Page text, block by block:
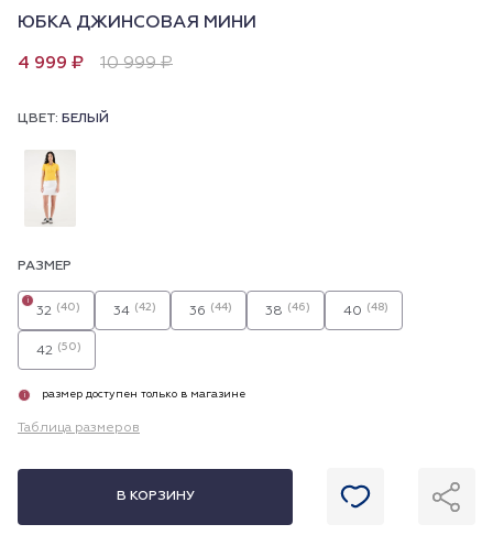
ЮБКА ДЖИНСОВАЯ МИНИ
4 999 ₽ 10 999 ₽
ЦВЕТ: БЕЛЫЙ
РАЗМЕР
32 (40)
i
34 (42) 36 (44) 38 (46) 40 (48)
42 (50)
i размер доступен только в магазине
Таблица размеров
В КОРЗИНУ